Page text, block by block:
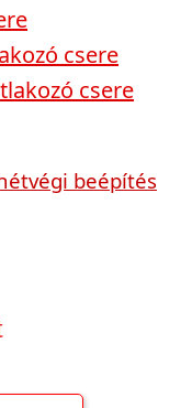
csere
csere
beépítés